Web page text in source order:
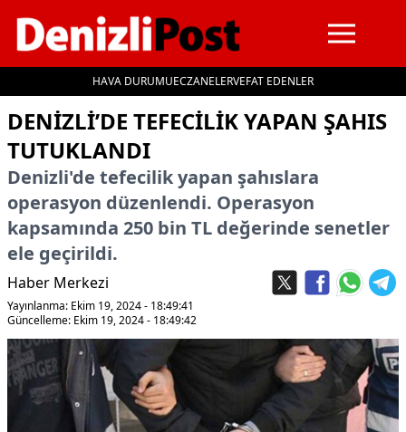
HAVA DURUMUECZANELERVEFAT EDENLER
İçeriğe geç
DENIZLI’DE TEFECILIK YAPAN ŞAHIS
TUTUKLANDI
Denizli'de tefecilik yapan şahıslara
operasyon düzenlendi. Operasyon
kapsamında 250 bin TL değerinde senetler
ele geçirildi.
Haber Merkezi
Yayınlanma: Ekim 19, 2024 - 18:49:41
Güncelleme: Ekim 19, 2024 - 18:49:42